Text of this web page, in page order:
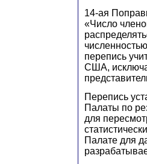
14-ая
«Число
перепись
США,
Перепись
Палаты по
для
Палате для